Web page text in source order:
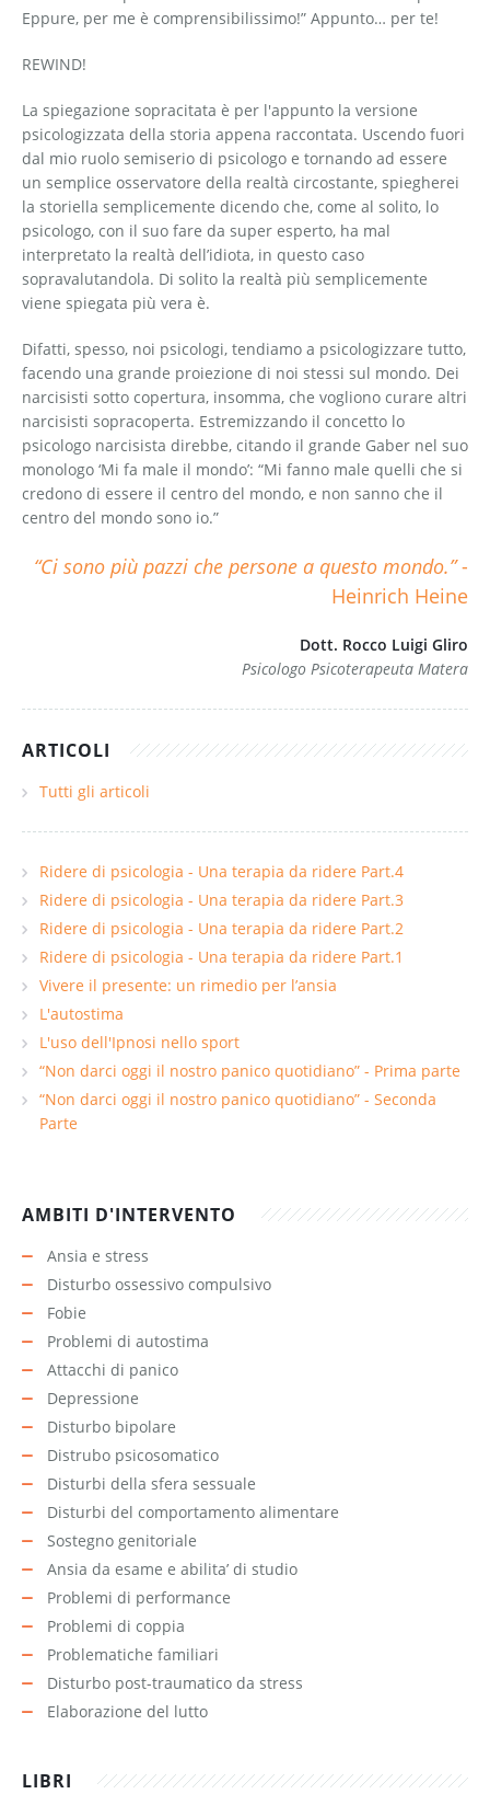
Eppure, per me è comprensibilissimo!” Appunto… per te!
REWIND!
La spiegazione sopracitata è per l'appunto la versione
psicologizzata della storia appena raccontata. Uscendo fuori
dal mio ruolo semiserio di psicologo e tornando ad essere
un semplice osservatore della realtà circostante, spiegherei
la storiella semplicemente dicendo che, come al solito, lo
psicologo, con il suo fare da super esperto, ha mal
interpretato la realtà dell’idiota, in questo caso
sopravalutandola. Di solito la realtà più semplicemente
viene spiegata più vera è.
Difatti, spesso, noi psicologi, tendiamo a psicologizzare tutto,
facendo una grande proiezione di noi stessi sul mondo. Dei
narcisisti sotto copertura, insomma, che vogliono curare altri
narcisisti sopracoperta. Estremizzando il concetto lo
psicologo narcisista direbbe, citando il grande Gaber nel suo
monologo ‘Mi fa male il mondo’: “Mi fanno male quelli che si
credono di essere il centro del mondo, e non sanno che il
centro del mondo sono io.”
“Ci sono più pazzi che persone a questo mondo.”-
Heinrich Heine
Dott. Rocco Luigi Gliro
Psicologo Psicoterapeuta Matera
ARTICOLI
Tutti gli articoli
Ridere di psicologia - Una terapia da ridere Part.4
Ridere di psicologia - Una terapia da ridere Part.3
Ridere di psicologia - Una terapia da ridere Part.2
Ridere di psicologia - Una terapia da ridere Part.1
Vivere il presente: un rimedio per l’ansia
L'autostima
L'uso dell'Ipnosi nello sport
“Non darci oggi il nostro panico quotidiano” - Prima parte
“Non darci oggi il nostro panico quotidiano” - Seconda
Parte
AMBITI D'INTERVENTO
Ansia e stress
Disturbo ossessivo compulsivo
Fobie
Problemi di autostima
Attacchi di panico
Depressione
Disturbo bipolare
Distrubo psicosomatico
Disturbi della sfera sessuale
Disturbi del comportamento alimentare
Sostegno genitoriale
Ansia da esame e abilita’ di studio
Problemi di performance
Problemi di coppia
Problematiche familiari
Disturbo post-traumatico da stress
Elaborazione del lutto
LIBRI